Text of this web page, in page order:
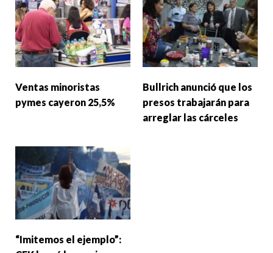
Ventas minoristas
pymes cayeron 25,5%
Bullrich anunció que los
presos trabajarán para
arreglar las cárceles
“Imitemos el ejemplo”: